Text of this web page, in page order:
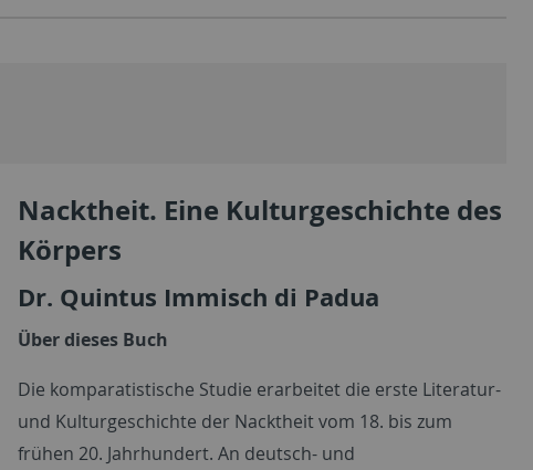
Nacktheit. Eine Kulturgeschichte des
Körpers
Dr. Quintus Immisch di Padua
Über dieses Buch
Die komparatistische Studie erarbeitet die erste Literatur-
und Kulturgeschichte der Nacktheit vom 18. bis zum
frühen 20. Jahrhundert. An deutsch- und